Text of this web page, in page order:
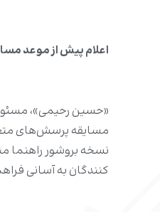
اعلام پیش از موعد
«حسین رحیمی»،
مسایقه پرسش‌هاى
نسخه بروشور راهنما
کنندگان به آسانى